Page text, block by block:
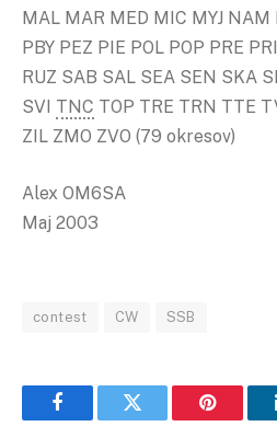
MAL MAR MED MIC MYJ
PBY PEZ PIE POL POP PRE
RUZ SAB SAL SEA SEN SKA
SVI TNC TOP TRE TRN TTE
ZIL ZMO ZVO (79 okresov)
Alex OM6SA
Maj 2003
contest CW SSB
FacebookTwitter Pinterest